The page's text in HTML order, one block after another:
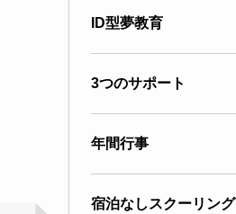
ID型夢教育
3つのサポート
年間行事
宿泊なしスクーリング